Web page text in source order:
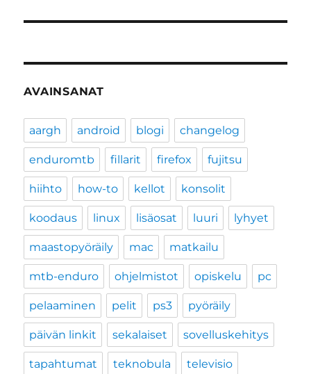
AVAINSANAT
aargh android blogi changelog
enduromtb fillarit firefox fujitsu
hiihto how-to kellot konsolit
koodaus linux lisäosat luuri lyhyet
maastopyöräily mac matkailu
mtb-enduro ohjelmistot opiskelu pc
pelaaminen pelit ps3 pyöräily
päivän linkit sekalaiset sovelluskehitys
tapahtumat teknobula televisio